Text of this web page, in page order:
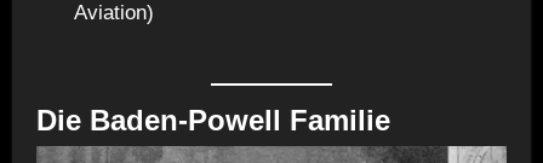
Aviation)
Die Baden-Powell Familie